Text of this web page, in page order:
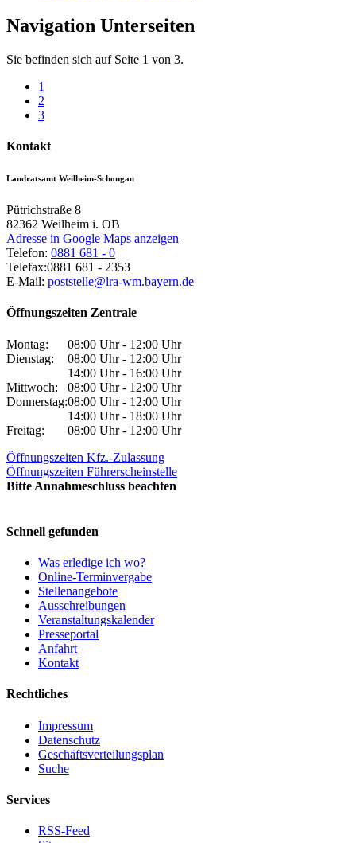
Navigation Unterseiten
Sie befinden sich auf Seite 1 von 3.
1
2
3
Kontakt
Landratsamt Weilheim-Schongau
Pütrichstraße 8
82362 Weilheim i. OB
Adresse in Google Maps anzeigen
Telefon: 0881 681 - 0
Telefax:0881 681 - 2353
E-Mail: poststelle@lra-wm.bayern.de
Öffnungszeiten Zentrale
Montag:
08:00 Uhr - 12:00 Uhr
Dienstag:
08:00 Uhr - 12:00 Uhr
14:00 Uhr - 16:00 Uhr
Mittwoch:
08:00 Uhr - 12:00 Uhr
Donnerstag:08:00 Uhr - 12:00 Uhr
14:00 Uhr - 18:00 Uhr
Freitag:
08:00 Uhr - 12:00 Uhr
Öffnungszeiten Kfz.-Zulassung
Öffnungszeiten Führerscheinstelle
Bitte Annahmeschluss beachten
Schnell gefunden
Was erledige ich wo?
Online-Terminvergabe
Stellenangebote
Ausschreibungen
Veranstaltungskalender
Presseportal
Anfahrt
Kontakt
Rechtliches
Impressum
Datenschutz
Geschäftsverteilungsplan
Suche
Services
RSS-Feed